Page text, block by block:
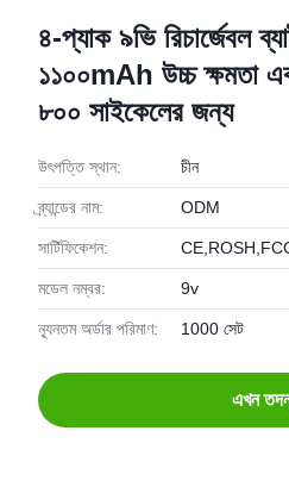
৪-প্যাক ৯ভি রিচার্জেবল
১১০০mAh উচ্চ ক্ষমতা
৮০০ সাইকেলের জন্য
উৎপত্তি স্থান: চীন
ব্র্যান্ডের নাম: ODM
সার্টিফিকেশন:
মডেল নম্বর: 9v
ন্যূনতম অর্ডার পরিমাণ: 1000 সেট
এখন